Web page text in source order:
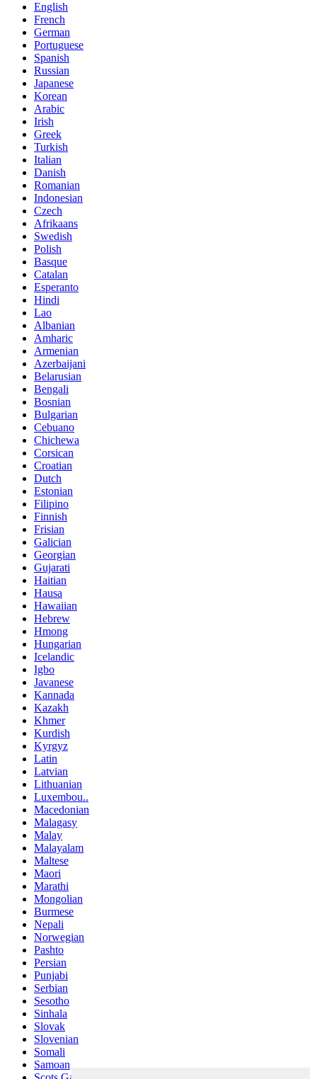
English
French
German
Portuguese
Spanish
Russian
Japanese
Korean
Arabic
Irish
Greek
Turkish
Italian
Danish
Romanian
Indonesian
Czech
Afrikaans
Swedish
Polish
Basque
Catalan
Esperanto
Hindi
Lao
Albanian
Amharic
Armenian
Azerbaijani
Belarusian
Bengali
Bosnian
Bulgarian
Cebuano
Chichewa
Corsican
Croatian
Dutch
Estonian
Filipino
Finnish
Frisian
Galician
Georgian
Gujarati
Haitian
Hausa
Hawaiian
Hebrew
Hmong
Hungarian
Icelandic
Igbo
Javanese
Kannada
Kazakh
Khmer
Kurdish
Kyrgyz
Latin
Latvian
Lithuanian
Luxembou..
Macedonian
Malagasy
Malay
Malayalam
Maltese
Maori
Marathi
Mongolian
Burmese
Nepali
Norwegian
Pashto
Persian
Punjabi
Serbian
Sesotho
Sinhala
Slovak
Slovenian
Somali
Samoan